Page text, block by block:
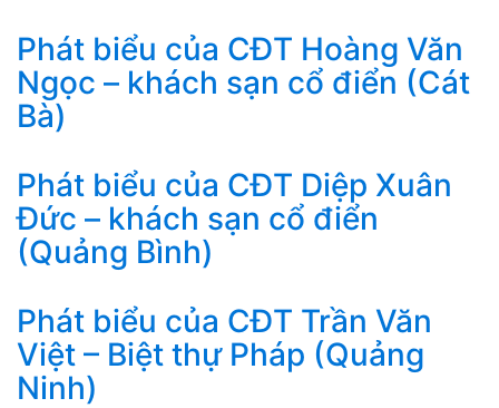
Phát biểu của CĐT Hoàng Văn
Ngọc – khách sạn cổ điển (Cát
Bà)
Phát biểu của CĐT Diệp Xuân
Đức – khách sạn cổ điển
(Quảng Bình)
Phát biểu của CĐT Trần Văn
Việt – Biệt thự Pháp (Quảng
Ninh)